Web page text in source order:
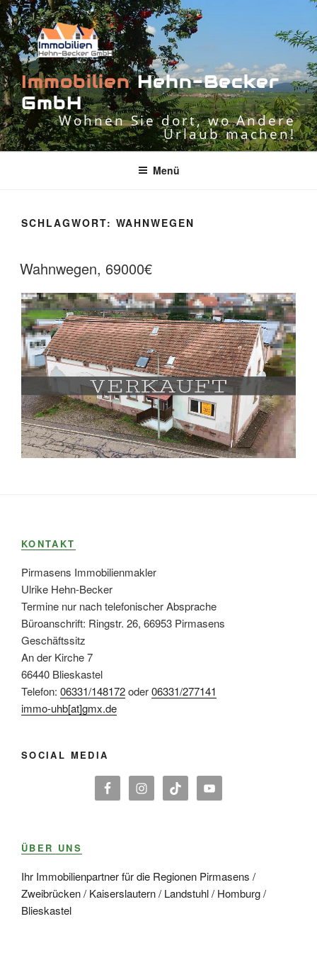
Zum
Inhalt
springen
Immobilien Hehn-Becker
GmbH
Wohnen Sie dort, wo Andere
Urlaub machen!
Menü
SCHLAGWORT: WAHNWEGEN
Wahnwegen, 69000€
KONTAKT
Pirmasens Immobilienmakler
Ulrike Hehn-Becker
Termine nur nach telefonischer Absprache
Büroanschrift: Ringstr. 26, 66953 Pirmasens
Geschäftssitz
An der Kirche 7
66440 Blieskastel
Telefon: 06331/148172oder06331/277141
immo-uhb[at]gmx.de
SOCIAL MEDIA
ÜBER UNS
Ihr Immobilienpartner für die Regionen Pirmasens /
Zweibrücken / Kaiserslautern / Landstuhl / Homburg /
Blieskastel